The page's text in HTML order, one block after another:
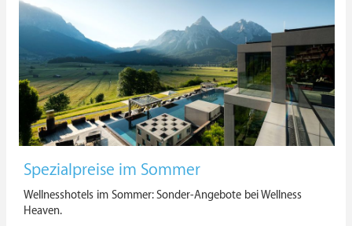
Spezialpreise im Sommer
Wellnesshotels im Sommer: Sonder-Angebote bei Wellness
Heaven.